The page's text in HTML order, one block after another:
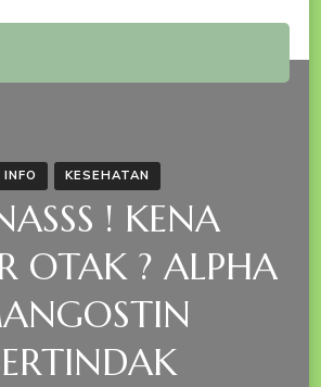
INFO KESEHATAN
! KENA
OTAK ? ALPHA